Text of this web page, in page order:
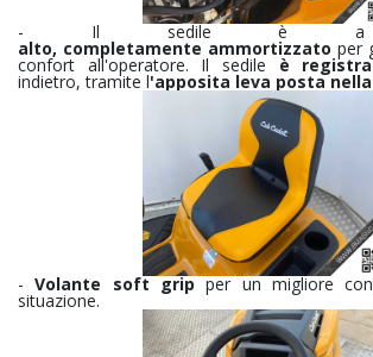
- Il sedile è
alto, completamente ammortizzato per
confort all'operatore. Il sedile è
indietro, tramite l'apposita leva posta
-Volante soft grip per un migliore
situazione.